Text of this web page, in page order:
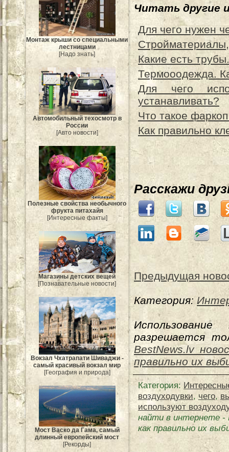
Монтаж крыши со специальными
лестницами
[Надо знать]
Автомобильный техосмотр в
России
[Авто новости]
Полезные свойства необычного
фрукта питахайя
[Интересные факты]
Магазины детских вещей
[Познавательные новости]
Вокзал Чхатрапати Шиваджи -
самый красивый вокзал мир
[География и природа]
Мост Васко да Гама, самый
длинный европейский мост
[Рекорды]
Читать другие
Для чего нужен
Какие есть
Термооодежда.
Для чего
устанавливать?
Что такое
Как правильно
Расскажи
Предыдущая
Категория:
разрешается
BestNews.lv
правильно их
Категория:
воздуходувки, чего,
используют
найти в интернете -
как правильно их